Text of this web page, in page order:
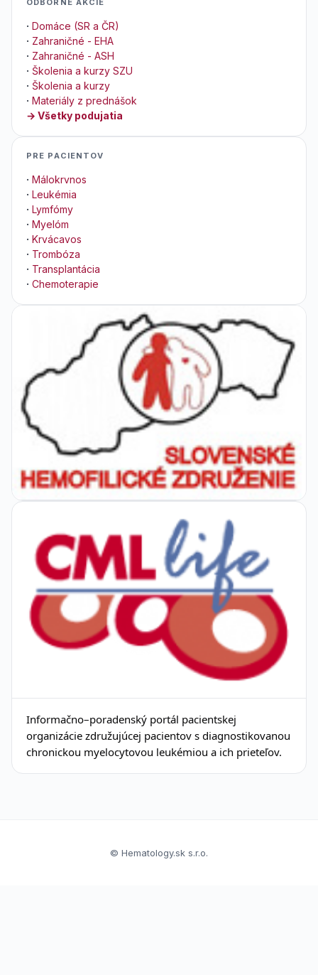
· Domáce (SR a ČR)
· Zahraničné - EHA
· Zahraničné - ASH
· Školenia a kurzy SZU
· Školenia a kurzy
· Materiály z prednášok
→ Všetky podujatia
PRE PACIENTOV
· Málokrvnos
· Leukémia
· Lymfómy
· Myelóm
· Krvácavos
· Trombóza
· Transplantácia
· Chemoterapie
Informačno–poradenský portál pacientskej
organizácie združujúcej pacientov s diagnostikovanou
chronickou myelocytovou leukémiou a ich prieteľov.
© Hematology.sk s.r.o.